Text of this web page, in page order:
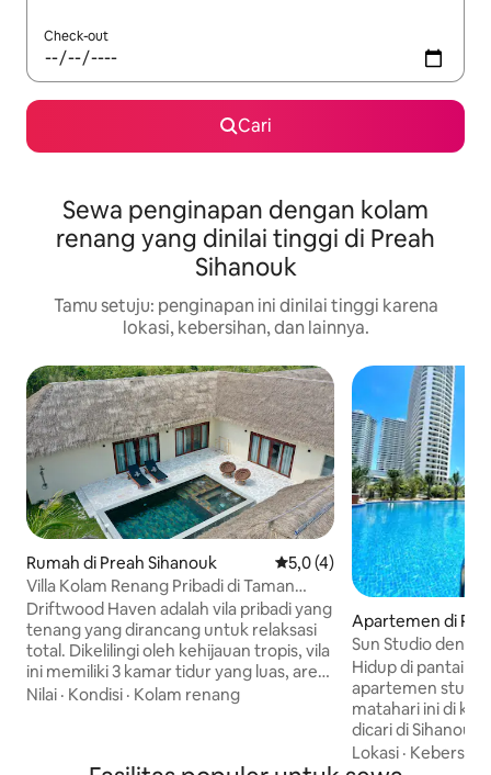
Check-out
Cari
Sewa penginapan dengan kolam
renang yang dinilai tinggi di Preah
Sihanouk
Tamu setuju: penginapan ini dinilai tinggi karena
lokasi, kebersihan, dan lainnya.
Rumah di Preah Sihanouk Nilai rata-rata 5,0 dari 5, 4
5,0 (4)
Villa Kolam Renang Pribadi di Taman
Tropis yang Tenang
Driftwood Haven adalah vila pribadi yang
tenang yang dirancang untuk relaksasi
total. Dikelilingi oleh kehijauan tropis, vila
ini memiliki 3 kamar tidur yang luas, area
tamu terbuka yang bergaya, dan kamar
Nilai · Kondisi · Kolam renang
Apartemen di
Sun Studio
kebugaran di
Hidup di pantai
apartemen
matahari ini di
dicari di
jendela dari lantai
Lokasi ·